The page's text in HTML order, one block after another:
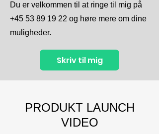
Du er velkommen til at ringe til mig på
+45 53 89 19 22 og høre mere om dine
muligheder.
Skriv til mig
PRODUKT LAUNCH
VIDEO